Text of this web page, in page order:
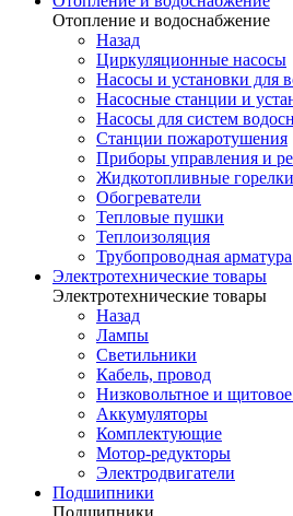
Отопление и водоснабжение
Назад
Циркуляционные насосы
Насосы и установки для
Насосные станции и
Насосы для систем
Станции пожаротушения
Приборы управления и
Жидкотопливные горелки
Обогреватели
Тепловые пушки
Теплоизоляция
Трубопроводная арматура
Электротехнические товары
Электротехнические товары
Назад
Лампы
Светильники
Кабель, провод
Низковольтное и
Аккумуляторы
Комплектующие
Мотор-редукторы
Электродвигатели
Подшипники
Подшипники